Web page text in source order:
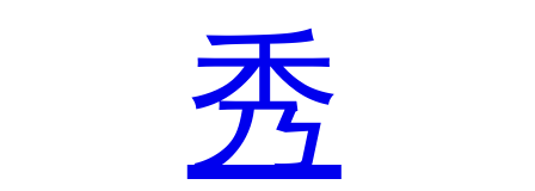
秀